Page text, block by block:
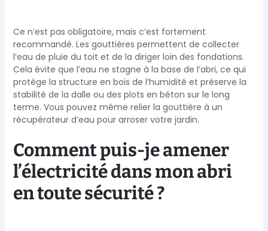
Ce n’est pas obligatoire, mais c’est fortement
recommandé. Les gouttières permettent de collecter
l’eau de pluie du toit et de la diriger loin des fondations.
Cela évite que l’eau ne stagne à la base de l’abri, ce qui
protège la structure en bois de l’humidité et préserve la
stabilité de la dalle ou des plots en béton sur le long
terme. Vous pouvez même relier la gouttière à un
récupérateur d’eau pour arroser votre jardin.
Comment puis-je amener
l’électricité dans mon abri
en toute sécurité ?